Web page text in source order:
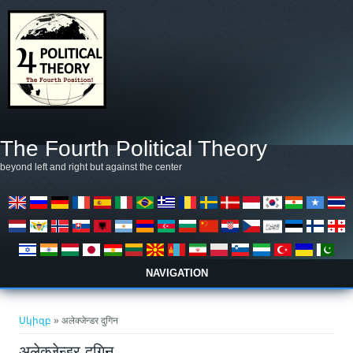
The Fourth Political Theory
beyond left and right but against the center
NAVIGATION
You are here
Սկիզբ » अलेक्जेन्डर दुगिन